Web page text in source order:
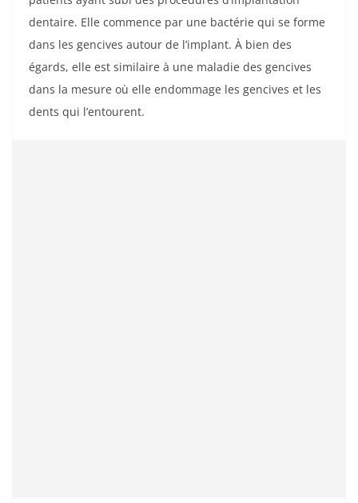
dentaire. Elle commence par une bactérie qui se forme
dans les gencives autour de l’implant. À bien des
égards, elle est similaire à une maladie des gencives
dans la mesure où elle endommage les gencives et les
dents qui l’entourent.